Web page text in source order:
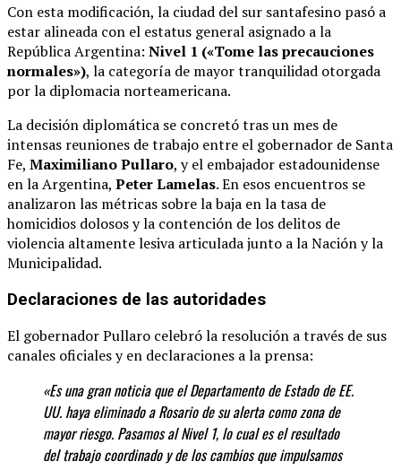
Con esta modificación, la ciudad del sur santafesino pasó a
estar alineada con el estatus general asignado a la
República Argentina: Nivel 1 («Tome las precauciones
normales»), la categoría de mayor tranquilidad otorgada
por la diplomacia norteamericana.
La decisión diplomática se concretó tras un mes de
intensas reuniones de trabajo entre el gobernador de Santa
Fe, Maximiliano Pullaro, y el embajador estadounidense
en la Argentina, Peter Lamelas.En esos encuentros se
analizaron las métricas sobre la baja en la tasa de
homicidios dolosos y la contención de los delitos de
violencia altamente lesiva articulada junto a la Nación y la
Municipalidad.
Declaraciones de las autoridades
El gobernador Pullaro celebró la resolución a través de sus
canales oficiales y en declaraciones a la prensa:
«Es una gran noticia que el Departamento de Estado de EE.
UU. haya eliminado a Rosario de su alerta como zona de
mayor riesgo. Pasamos al Nivel 1, lo cual es el resultado
del trabajo coordinado y de los cambios que impulsamos